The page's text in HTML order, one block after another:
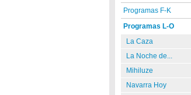
Programas F-K
Programas L-O
La Caza
La Noche de...
Mihiluze
Navarra Hoy